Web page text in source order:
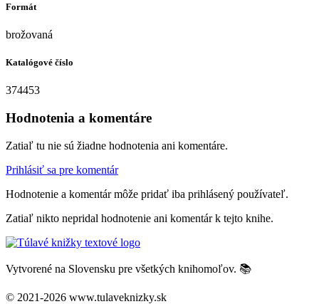
Formát
brožovaná
Katalógové číslo
374453
Hodnotenia a komentáre
Zatiaľ tu nie sú žiadne hodnotenia ani komentáre.
Prihlásiť sa pre komentár
Hodnotenie a komentár môže pridať iba prihlásený používateľ.
Zatiaľ nikto nepridal hodnotenie ani komentár k tejto knihe.
Vytvorené na Slovensku pre všetkých knihomoľov. 📚
© 2021-2026 www.tulaveknizky.sk